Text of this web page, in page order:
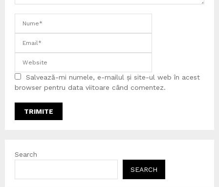
Salvează-mi numele, e-mailul și site-ul web în acest
browser pentru data viitoare când comentez.
Search
SEARCH